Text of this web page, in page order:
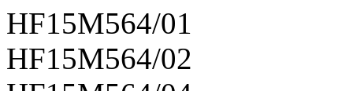
HF15M564/01
HF15M564/02